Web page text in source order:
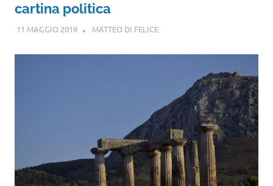
cartina politica
11 MAGGIO 2019 MATTEO DI FELICE